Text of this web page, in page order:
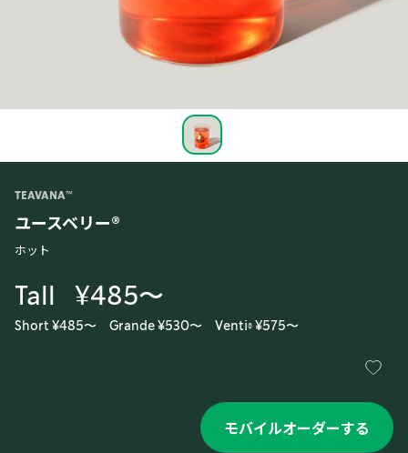
TEAVANA™
ユースベリー®
ホット
Tall ¥485〜
Short ¥485〜 Grande ¥530〜 Venti® ¥575〜
モバイルオーダーする